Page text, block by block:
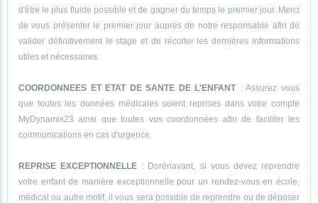
d'être le plus fluide possible et de gagner du temps le premier jour. Merci
de vous présenter le premier jour auprès de notre responsable afin de
valider définitivement le stage et de récolter les dernières informations
utiles et nécessaires.
COORDONNEES ET ETAT DE SANTE DE L'ENFANT: Assurez vous
que toutes les données médicales soient reprises dans votre compte
MyDynamix23 ainsi que toutes vos coordonnées afin de faciliter les
communications en cas d'urgence.
REPRISE EXCEPTIONNELLE : Dorénavant, si vous devez reprendre
votre enfant de manière exceptionnelle pour un rendez-vous en école,
médical ou autre motif, il vous sera possible de reprendre ou de déposer